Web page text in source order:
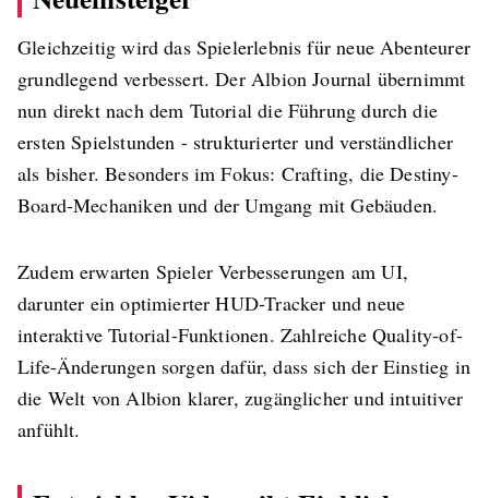
Gleichzeitig wird das Spielerlebnis für neue Abenteurer
grundlegend verbessert. Der Albion Journal übernimmt
nun direkt nach dem Tutorial die Führung durch die
ersten Spielstunden - strukturierter und verständlicher
als bisher. Besonders im Fokus: Crafting, die Destiny-
Board-Mechaniken und der Umgang mit Gebäuden.
Zudem erwarten Spieler Verbesserungen am UI,
darunter ein optimierter HUD-Tracker und neue
interaktive Tutorial-Funktionen. Zahlreiche Quality-of-
Life-Änderungen sorgen dafür, dass sich der Einstieg in
die Welt von Albion klarer, zugänglicher und intuitiver
anfühlt.